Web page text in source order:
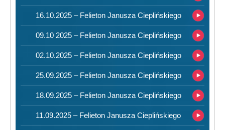
16.10.2025 – Felieton Janusza Cieplińskiego
09.10 2025 – Felieton Janusza Cieplińskiego
02.10.2025 – Felieton Janusza Cieplińskiego
25.09.2025 – Felieton Janusza Cieplińskiego
18.09.2025 – Felieton Janusza Cieplińskiego
11.09.2025 – Felieton Janusza Cieplińskiego